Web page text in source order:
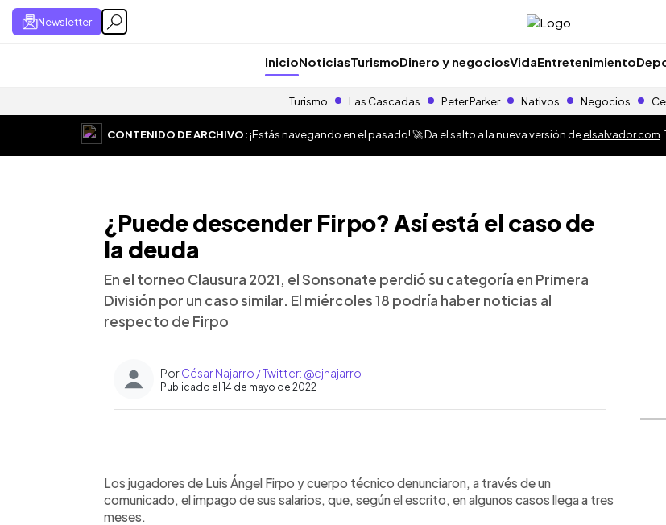
Newsletter
InicioNoticiasTurismoDinero y negociosVidaEntretenimiento
Turismo Las Cascadas Peter Parker Nativos Negocios
CONTENIDO DE ARCHIVO:¡Estás navegando en el pasado! 🚀 Da el salto a la nueva versión deelsalvador.com
¿Puede descender Firpo? Así está el caso de
la deuda
En el torneo Clausura 2021, el Sonsonate perdió su categoría en Primera
División por un caso similar. El miércoles 18 podría haber noticias al
respecto de Firpo
PorCésar Najarro / Twitter: @cjnajarro
Publicado el 14 de mayo de 2022
► Escuchar artículo
Los jugadores de Luis Ángel Firpo y cuerpo técnico denunciaron, a través de un
comunicado, el impago de sus salarios, que, según el escrito, en algunos casos llega a tres
meses.